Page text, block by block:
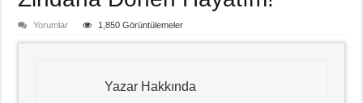
Yorumlar 1,850 Görüntülemeler
Yazar Hakkında